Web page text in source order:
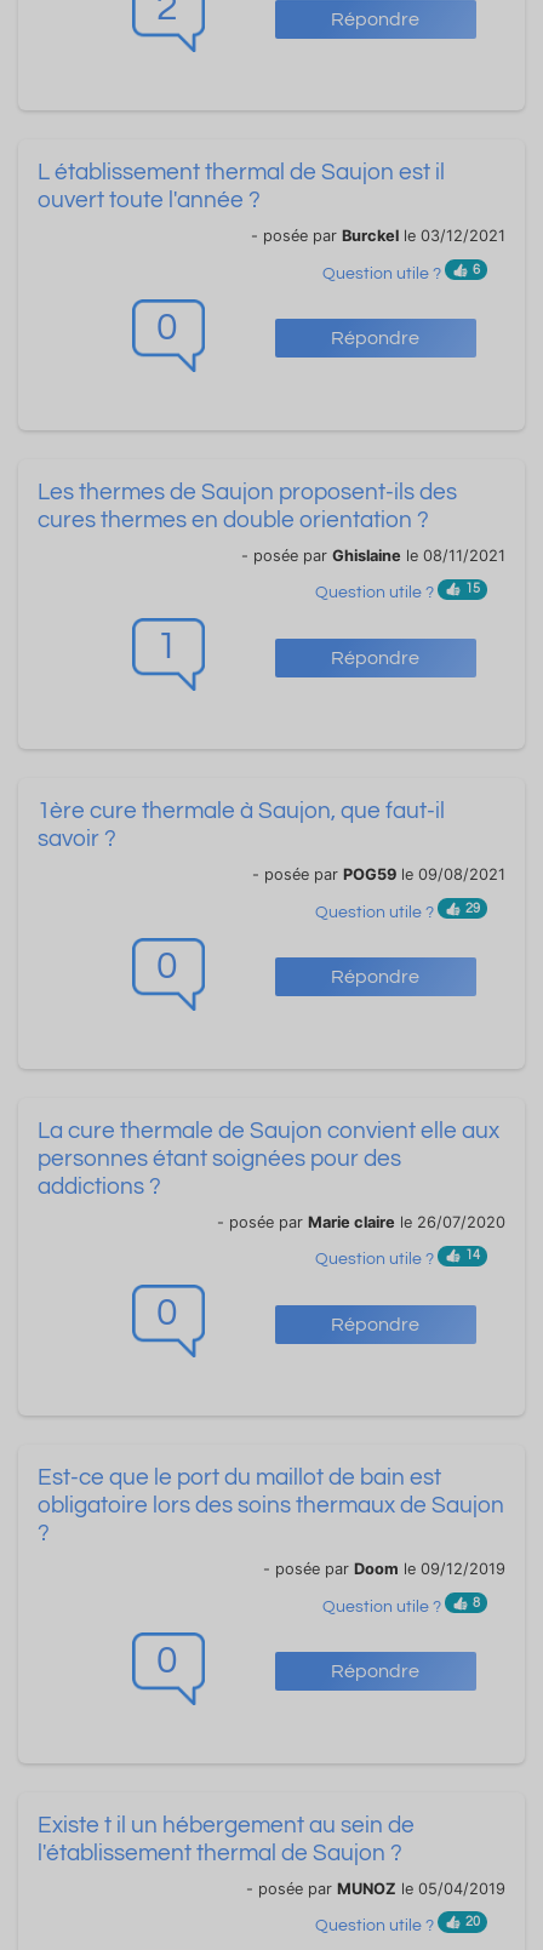
2 Répondre
0 Répondre
L établissement thermal de Saujon est il
ouvert toute l'année ?
- posée par Burckel le 03/12/2021
Question utile ? 6
1 Répondre
Les thermes de Saujon proposent-ils des
cures thermes en double orientation ?
- posée par Ghislaine le 08/11/2021
Question utile ? 15
0 Répondre
1ère cure thermale à Saujon, que faut-il
savoir ?
- posée par POG59 le 09/08/2021
Question utile ? 29
0 Répondre
La cure thermale de Saujon convient elle aux
personnes étant soignées pour des
addictions ?
- posée par Marie claire le 26/07/2020
Question utile ? 14
0 Répondre
Est-ce que le port du maillot de bain est
obligatoire lors des soins thermaux de Saujon
?
- posée par Doom le 09/12/2019
Question utile ? 8
Existe t il un hébergement au sein de
l'établissement thermal de Saujon ?
- posée par MUNOZ le 05/04/2019
Question utile ? 20